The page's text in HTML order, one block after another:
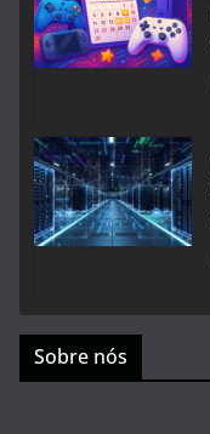
Sobre nós